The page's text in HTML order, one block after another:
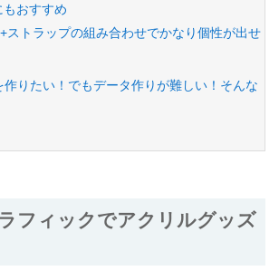
おすすめ
ストラップの組み合わせでかなり個性が出せ
作りたい！でもデータ作りが難しい！そんな
フィックでアクリルグッズ